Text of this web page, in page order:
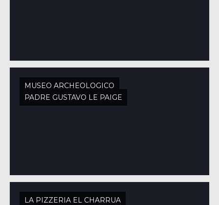
MUSEO ARCHEOLOGICO
PADRE GUSTAVO LE PAIGE
LA PIZZERIA EL CHARRUA